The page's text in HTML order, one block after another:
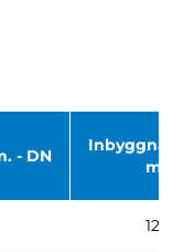
- DN
mm.
120,0